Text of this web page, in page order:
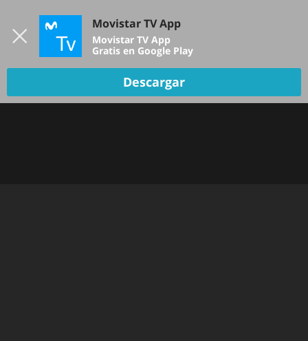
TV EN VIVO
Movistar TV App
Movistar TV App
Gratis en Google Play
Descargar